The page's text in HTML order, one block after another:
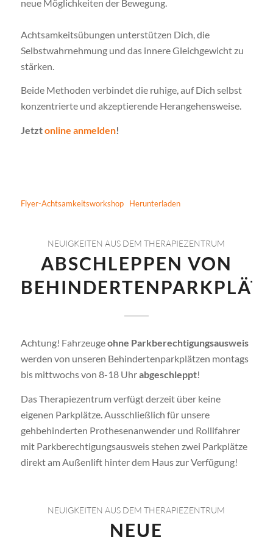
neue Möglichkeiten der Bewegung.
Achtsamkeitsübungen unterstützen Dich, die
Selbstwahrnehmung und das innere Gleichgewicht zu
stärken.
Beide Methoden verbindet die ruhige, auf Dich selbst
konzentrierte und akzeptierende Herangehensweise.
Jetztonline anmelden!
Flyer-Achtsamkeitsworkshop Herunterladen
NEUIGKEITEN AUS DEM THERAPIEZENTRUM
ABSCHLEPPEN VON
Achtung! Fahrzeugeohne Parkberechtigungsausweis
werden von unseren Behindertenparkplätzen montags
bis mittwochs von 8-18 Uhrabgeschleppt!
Das Therapiezentrum verfügt derzeit über keine
eigenen Parkplätze. Ausschließlich für unsere
gehbehinderten Prothesenanwender und Rollifahrer
mit Parkberechtigungsausweis stehen zwei Parkplätze
direkt am Außenlift hinter dem Haus zur Verfügung!
NEUIGKEITEN AUS DEM THERAPIEZENTRUM
NEUE